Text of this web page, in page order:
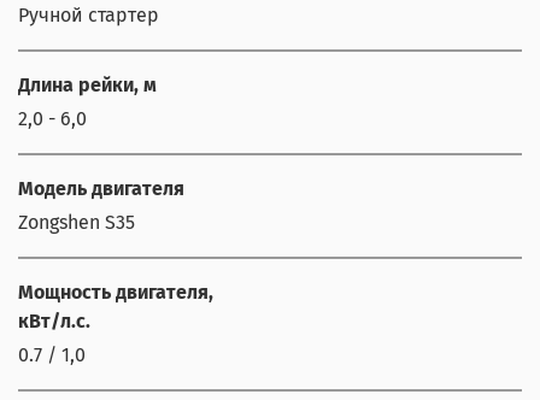
Ручной стартер
Длина рейки, м
2,0 - 6,0
Модель двигателя
Zongshen S35
Мощность двигателя,
кВт/л.с.
0.7 / 1,0